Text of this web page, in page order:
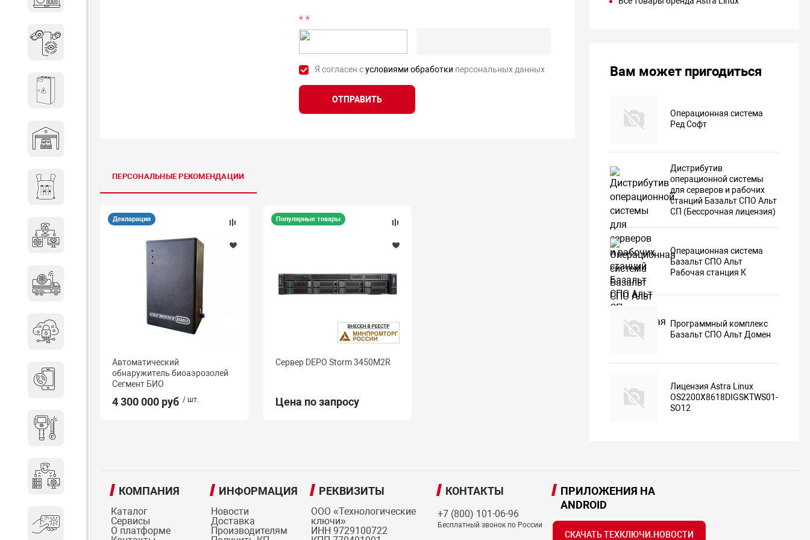
Средства защиты информации
Телефония
Электронные ключи
*
Я согласен сусловиями обработки персональных данных
ОТПРАВИТЬ
ПЕРСОНАЛЬНЫЕ РЕКОМЕНДАЦИИ
Декларация
Автоматический
обнаружитель биоаэрозолей
Сегмент БИО
4 300 000 руб / шт.
Популярные товары
Сервер DEPO Storm 3450M2R
Цена по запросу
Вам может пригодиться
Операционная система
Ред Софт
Дистрибутив
операционной системы
для серверов и рабочих
станций Базальт СПО Альт
СП (Бессрочная лицензия)
Операционная система
Базальт СПО Альт
Рабочая станция К
Программный комплекс
Базальт СПО Альт Домен
Лицензия Astra Linux
OS2200X8618DIGSKTWS01-
SO12
КОМПАНИЯ
Каталог
Сервисы
О платформе
ИНФОРМАЦИЯ
Новости
Доставка
Производителям
РЕКВИЗИТЫ
ООО «Технологические
ключи»
ИНН 9729100722
КОНТАКТЫ
+7 (800) 101-06-96
Бесплатный звонок по России
ПРИЛОЖЕНИЯ НА
ANDROID
СКАЧАТЬ ТЕХКЛЮЧИ.НОВОСТИ